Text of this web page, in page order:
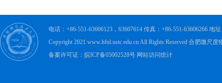
电话：+86-551-63606123，63607614 传真：+86-551-63606266 地
Copyright 2021 www.hfnl.ustc.edu.cn All Rights Reserved 合肥微尺
备案许可证：皖ICP备05002528号 网站访问统计